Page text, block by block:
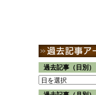
過去記事（日別）